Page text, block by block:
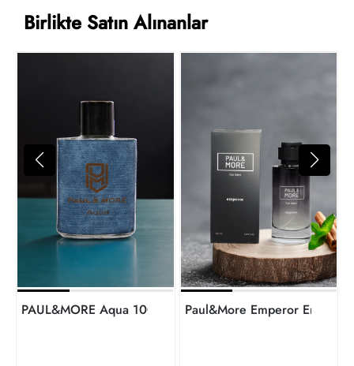
Birlikte Satın Alınanlar
PAUL&MORE Aqua 100Ml Erkek Parfüm Paul&More Emperor Erkek